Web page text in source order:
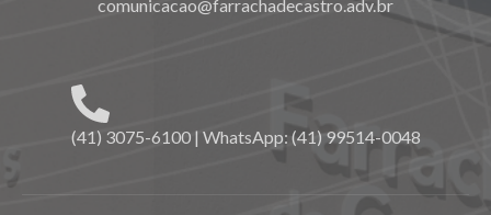
comunicacao@farrachadecastro.adv.br
(41) 3075-6100 | WhatsApp: (41) 99514-0048